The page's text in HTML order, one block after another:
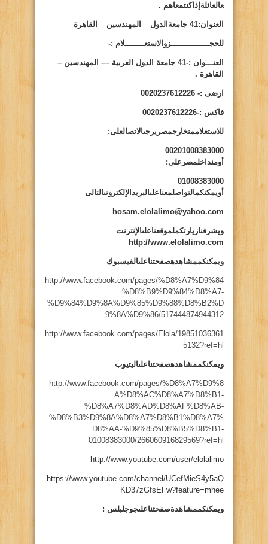
عالعائلةإذاكنتمعاهم .
العنوان:41 جامعةالدول _ المهندسين _ القاهرة
للحجــــــــــــــــزوالاستعــــــــلام :-
العنـــوان
:-41 جامعة الدول العربية –– المهندسين –
القاهرة .
ارضى :- 0020237612226
فاكس :-
0020237612226
للاستعلاممنخارجمصريرجىالاتصالعلى:
00201008383000
أومنداخلمصرعلى:
01008383000
أويمكنكمالتواصلمعناعلىالبريدالإلكترونىالتالى
hosam.elolalimo@yahoo.com
ويشرفنازيارتكملموقعناعلىالإنترنت
http://www.elolalimo.com
ويمكنكممشاهدهصفحتناعلىالفيسبوك
http://www.facebook.com/pages/%D8%A7%D9%84
%D8%B9%D9%84%D8%A7-
%D9%84%D9%8A%D9%85%D9%88%D8%B2%D
9%8A%D9%86/517444874944312
http://www.facebook.com/pages/Elola/19851036361
5132?ref=hl
ويمكنكممشاهدهصفحتناعلىاليتيوب
http://www.facebook.com/pages/%D8%A7%D9%8
A%D8%AC%D8%A7%D8%B1-
%D8%A7%D8%AD%D8%AF%D8%AB-
%D8%B3%D9%8A%D8%A7%D8%B1%D8%A7%
D8%AA-%D9%85%D8%B5%D8%B1-
01008383000/266060916829569?ref=hl
http://www.youtube.com/user/elolalimo
https://www.youtube.com/channel/UCefMieS4y5aQ
KD37zGfsEFw?feature=mhee
ويمكنكممشاهدةصفحتناعلىجوجلبلس :